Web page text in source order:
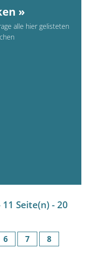
»
alle hier gelisteten
Seite(n) - 20
6 7
8